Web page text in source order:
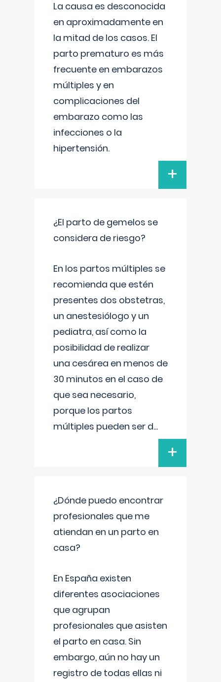
La causa es desconocida
en aproximadamente en
la mitad de los casos. El
parto prematuro es más
frecuente en embarazos
múltiples y en
complicaciones del
embarazo como las
infecciones o la
hipertensión.
+
¿El parto de gemelos se
considera de riesgo?
En los partos múltiples se
recomienda que estén
presentes dos obstetras,
un anestesiólogo y un
pediatra, así como la
posibilidad de realizar
una cesárea en menos de
30 minutos en el caso de
que sea necesario,
porque los partos
múltiples pueden ser d...
+
¿Dónde puedo encontrar
profesionales que me
atiendan en un parto en
casa?
En España existen
diferentes asociaciones
que agrupan
profesionales que asisten
el parto en casa. Sin
embargo, aún no hay un
registro de todas ellas ni